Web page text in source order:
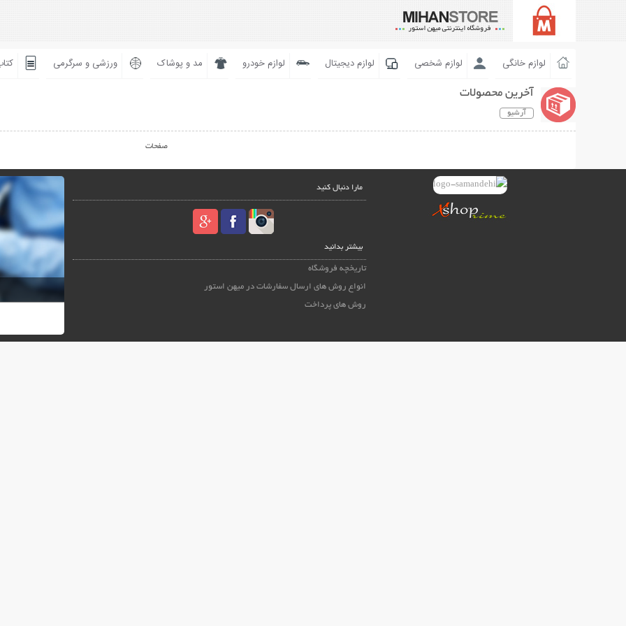
لوازم خانگی لوازم شخصی لوازم دیجیتال لوازم خودرو مد و پوشاک ورزشی و سرگرمی
آخرین محصولات
آرشیو
صفحات
مارا دنبال کنید
بیشتر بدانید
تاریخچه فروشگاه
انواع روش های ارسال سفارشات در میهن استور
روش های پرداخت